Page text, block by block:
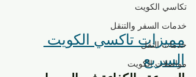
تكاسي الكويت
خدمات السفر والتنقل
خدمات النقل
مواصلات الكويت
مميزات تاكسي الكويت
السريع